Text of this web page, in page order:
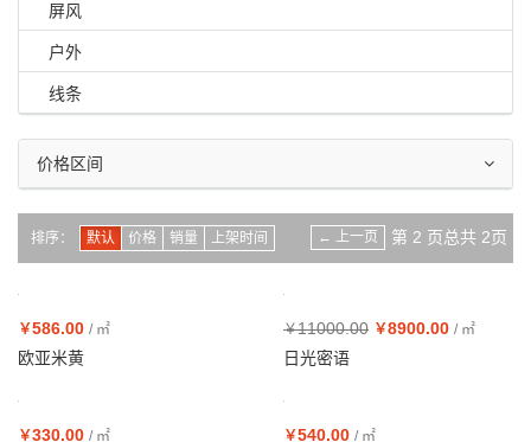
屏风
户外
线条
价格区间
排序： 默认 价格 销量 上架时间 ← 上一页 第 2 页总共 2页
￥586.00 / ㎡
欧亚米黄
￥11000.00 ￥8900.00 / ㎡
日光密语
￥330.00 / ㎡ ￥540.00 / ㎡